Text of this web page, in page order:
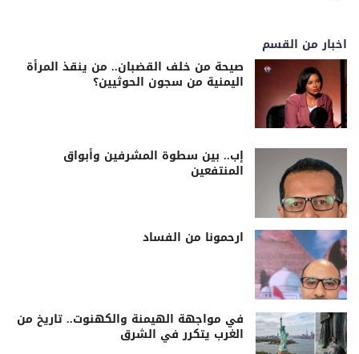
اخبار من القسم
صيحة من خلف القضبان.. من ينقذ المرأة
اليمنية من سجون الحوثيين؟
إب.. بين سطوة المشرفين وأبواق
المنتفعين
ارحمونا من الفساد
في مواجهة الهيمنة والكهنوت.. تاريخ من
الغرب يتكرر في الشرق